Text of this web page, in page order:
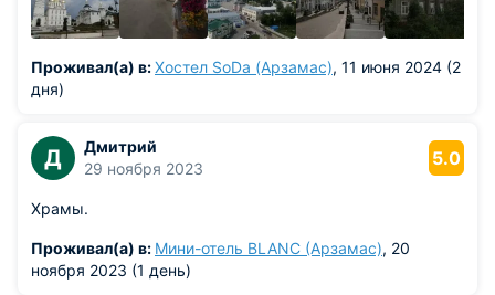
Проживал(а) в:Хостел SoDa (Арзамас), 11 июня 2024 (2
дня)
Д
Дмитрий
29 ноября 2023
5.0
Храмы.
Проживал(а) в: Мини-отель BLANC (Арзамас), 20
ноября 2023 (1 день)